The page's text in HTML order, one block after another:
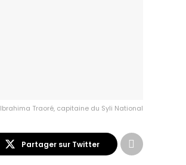
Ibrahima Traoré, capitaine du Syli National
Partager sur Twitter